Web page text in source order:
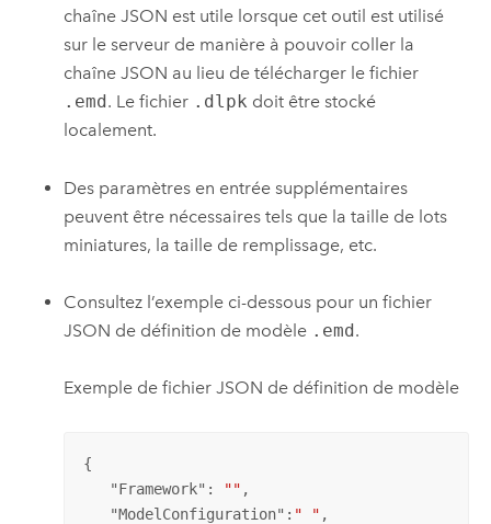
chaîne JSON est utile lorsque cet outil est utilisé
sur le serveur de manière à pouvoir coller la
chaîne JSON au lieu de télécharger le fichier
.emd . Le fichier .dlpk doit être stocké
localement.
Des paramètres en entrée supplémentaires
peuvent être nécessaires tels que la taille de lots
miniatures, la taille de remplissage, etc.
Consultez l’exemple ci-dessous pour un fichier
JSON de définition de modèle .emd.
Exemple de fichier JSON de définition de modèle
{
   "
Framework": "" ,
   "
ModelConfiguration": " " ,